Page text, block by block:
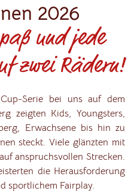
2026
und jede
zwei Rädern!
Serie bei uns auf dem
zeigten Kids, Youngsters,
Erwachsene bis hin zu
steckt. Viele glänzten mit
anspruchsvollen Strecken.
die Herausforderung
sportlichem Fairplay.